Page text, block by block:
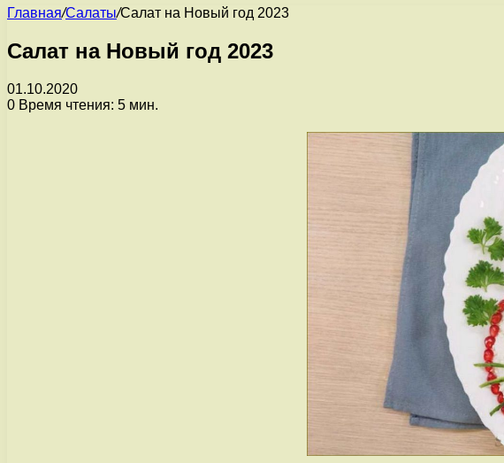
Главная/Салаты/Салат на Новый год 2023
Салат на Новый год 2023
01.10.2020
0 Время чтения: 5 мин.